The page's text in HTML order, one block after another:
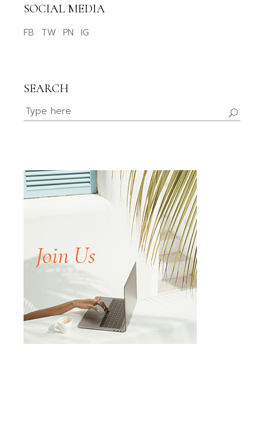
SOCIAL MEDIA
FB TW PN IG
SEARCH